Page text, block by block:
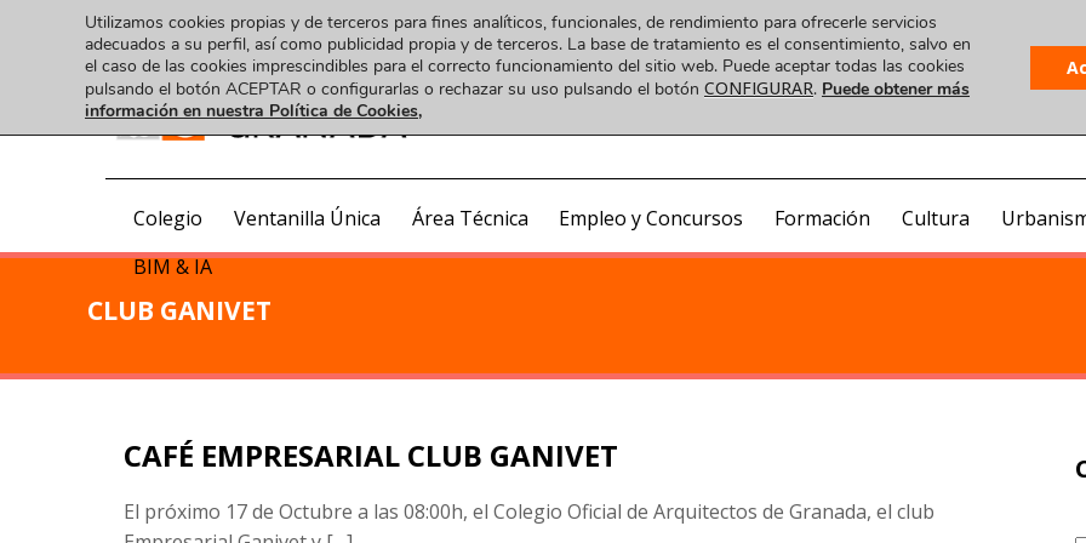
Colegio Ventanilla Única Área Técnica Empleo y Concursos Formación Cultura
BIM & IA
CLUB GANIVET
CAFÉ EMPRESARIAL CLUB GANIVET
El próximo 17 de Octubre a las 08:00h, el Colegio Oficial de Arquitectos de Granada, el club
Utilizamos cookies propias y de terceros para fines analíticos, funcionales, de rendimiento para ofrecerle servicios
adecuados a su perfil, así como publicidad propia y de terceros. La base de tratamiento es el consentimiento, salvo en
el caso de las cookies imprescindibles para el correcto funcionamiento del sitio web. Puede aceptar todas las cookies
pulsando el botón ACEPTAR o configurarlas o rechazar su uso pulsando el botón CONFIGURAR. Puede obtener más
información en nuestra Política de Cookies,